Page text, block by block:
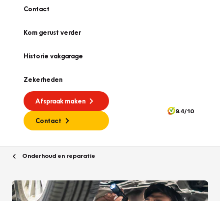
Contact
Kom gerust verder
Historie vakgarage
Zekerheden
Afspraak maken
Contact
9.4/10
Onderhoud en reparatie